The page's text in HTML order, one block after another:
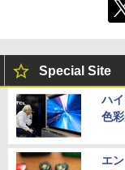
Special Site
ハ
色
エ